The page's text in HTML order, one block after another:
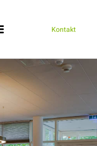
Kontakt